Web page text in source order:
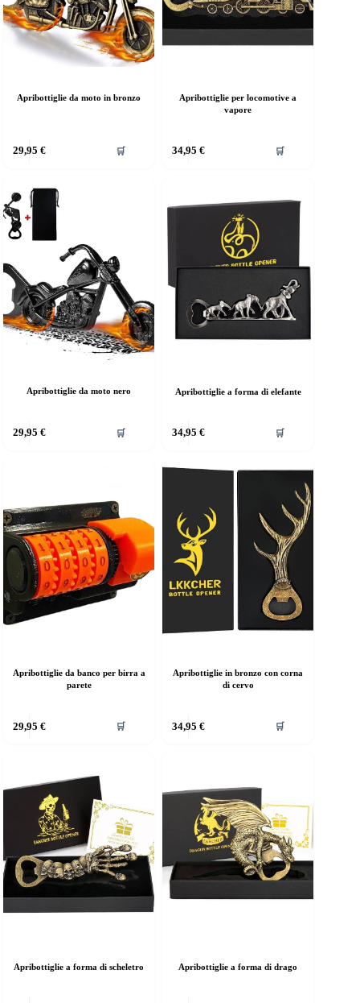
Apribottiglie da moto in bronzo
29,95 € 🛒
Apribottiglie per locomotive a
vapore
34,95 € 🛒
Apribottiglie da moto nero
29,95 € 🛒
Apribottiglie a forma di elefante
34,95 € 🛒
prodotto
più
possono
essere
scelte
nella
pagina
Apribottiglie da banco per birra a
parete
29,95 € 🛒
Apribottiglie in bronzo con corna
di cervo
34,95 € 🛒
Apribottiglie a forma di scheletro Apribottiglie a forma di drago